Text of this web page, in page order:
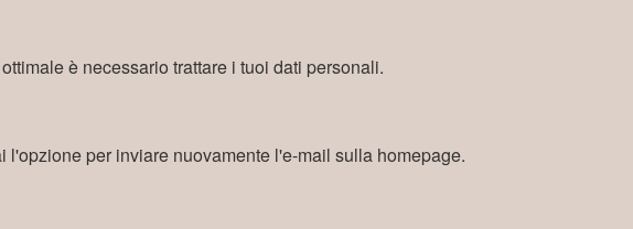
è necessario trattare i tuoi dati personali.
per inviare nuovamente l'e-mail sulla homepage.